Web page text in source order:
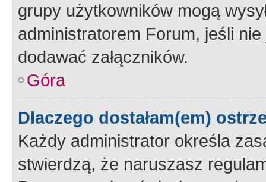
grupy użytkowników mogą
administratorem Forum, jeśli
dodawać załączników.
Góra
Dlaczego dostałam(em)
Każdy administrator określa
stwierdzą, że naruszasz